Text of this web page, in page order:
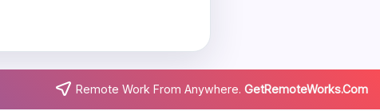
Remote Work From Anywhere. GetRemoteWorks.Com